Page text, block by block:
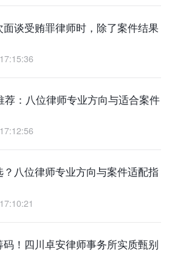
面谈受贿罪律师时，除了案件结果
荐：八位律师专业方向与适合案件
八位律师专业方向与案件适配指
！四川卓安律师事务所实质甄别